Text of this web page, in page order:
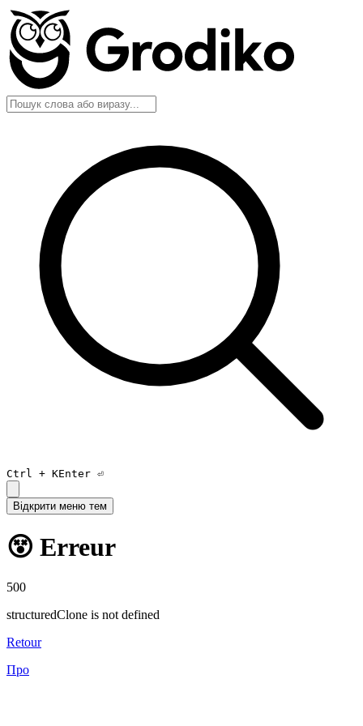
Ctrl + KEnter ⏎
Відкрити меню тем
😵 Erreur
500
structuredClone is not defined
Retour
Про